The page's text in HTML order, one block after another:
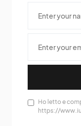
Ho letto e
https://